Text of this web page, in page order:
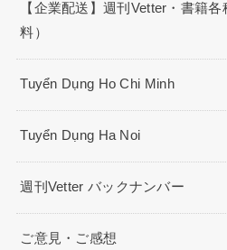
【企業配送】週刊Vetter・書籍
料）
Tuyển Dụng Ho Chi Minh
Tuyển Dụng Ha Noi
週刊Vetter バックナンバー
ご意見・ご感想